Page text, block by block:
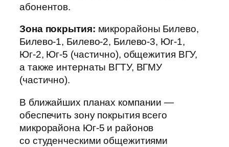
абонентов.
Зона покрытия: микрорайоны Билево,
Билево-1, Билево-2, Билево-3, Юг-1,
Юг-2, Юг-5 (частично), общежития ВГУ,
а также интернаты ВГТУ, ВГМУ
(частично).
В ближайших планах компании —
обеспечить зону покрытия всего
микрорайона Юг-5 и районов
со студенческими общежитиями